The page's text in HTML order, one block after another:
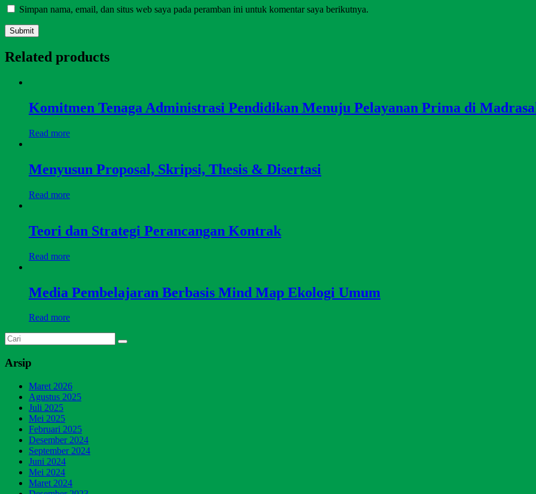
Simpan nama, email, dan situs web saya pada peramban ini untuk komentar saya berikutnya.
Related products
Komitmen Tenaga Administrasi Pendidikan Menuju Pelayanan Prima di
Read more
Menyusun Proposal, Skripsi, Thesis & Disertasi
Read more
Teori dan Strategi Perancangan Kontrak
Read more
Media Pembelajaran Berbasis Mind Map Ekologi Umum
Read more
Arsip
Maret 2026
Agustus 2025
Juli 2025
Mei 2025
Februari 2025
Desember 2024
September 2024
Juni 2024
Mei 2024
Maret 2024